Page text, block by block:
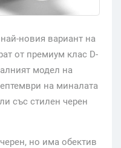
новия вариант на
от премиум клас D-
модел на
на миналата
със стилен черен
но има обектив